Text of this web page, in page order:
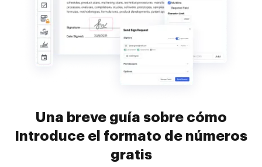
Una breve guía sobre cómo
Introduce el formato de números
gratis